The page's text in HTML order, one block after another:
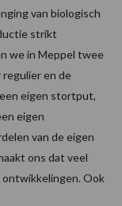
van biologisch
strikt
we in Meppel twee
en de
eigen stortput,
eigen
van de eigen
ons dat veel
Ook